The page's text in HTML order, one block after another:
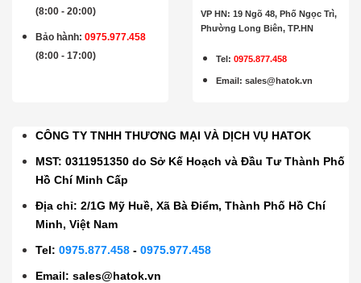
(8:00 - 20:00)
Bảo hành:0975.977.458
(8:00 - 17:00)
VP HN: 19 Ngõ 48, Phố Ngọc Trì,
Phường Long Biên, TP.HN
Tel: 0975.877.458
Email:sales@hatok.vn
CÔNG TY TNHH THƯƠNG MẠI VÀ DỊCH VỤ HATOK
MST: 0311951350 do Sở Kế Hoạch và Đầu Tư Thành Phố
Hồ Chí Minh Cấp
Địa chỉ: 2/1G Mỹ Huề, Xã Bà Điểm, Thành Phố Hồ Chí
Minh, Việt Nam
Tel:0975.877.458 -0975.977.458
Email:sales@hatok.vn